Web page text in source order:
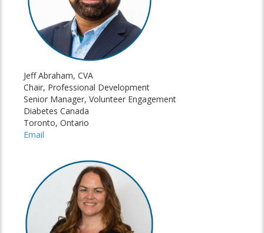
Jeff Abraham, CVA
Chair, Professional Development
Senior Manager, Volunteer Engagement
Diabetes Canada
Toronto, Ontario
Email